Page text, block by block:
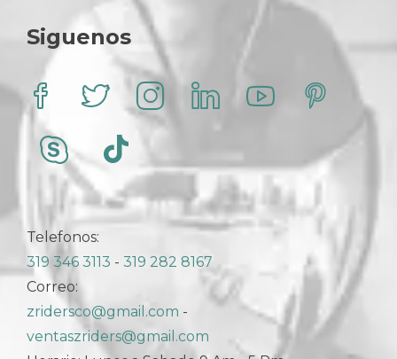
Siguenos
Telefonos:
319 346 3113 - 319 282 8167
Correo:
zridersco@gmail.com -
ventaszriders@gmail.com